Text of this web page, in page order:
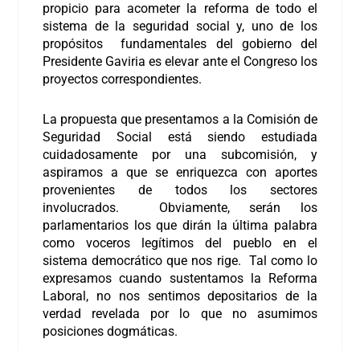
propicio para acometer la reforma de todo el
sistema de la seguridad social y, uno de los
propósitos fundamentales del gobierno del
Presidente Gaviria es elevar ante el Congreso los
proyectos correspondientes.
La propuesta que presentamos a la Comisión de
Seguridad Social está siendo estudiada
cuidadosamente por una subcomisión, y
aspiramos a que se enriquezca con aportes
provenientes de todos los sectores
involucrados. Obviamente, serán los
parlamentarios los que dirán la última palabra
como voceros legítimos del pueblo en el
sistema democrático que nos rige. Tal como lo
expresamos cuando sustentamos la Reforma
Laboral, no nos sentimos depositarios de la
verdad revelada por lo que no asumimos
posiciones dogmáticas.